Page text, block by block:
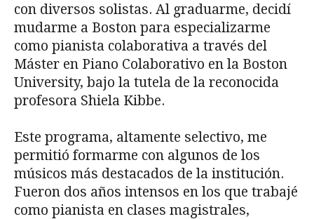
con diversos solistas. Al graduarme, decidí
mudarme a Boston para especializarme
como pianista colaborativa a través del
Máster en Piano Colaborativo en la Boston
University, bajo la tutela de la reconocida
profesora Shiela Kibbe.
Este programa, altamente selectivo, me
permitió formarme con algunos de los
músicos más destacados de la institución.
Fueron dos años intensos en los que trabajé
como pianista en clases magistrales,